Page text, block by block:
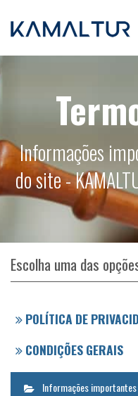
Informações
do site -
Escolha uma das
POLÍTICA DE
CONDIÇÕES GERAIS
Informações